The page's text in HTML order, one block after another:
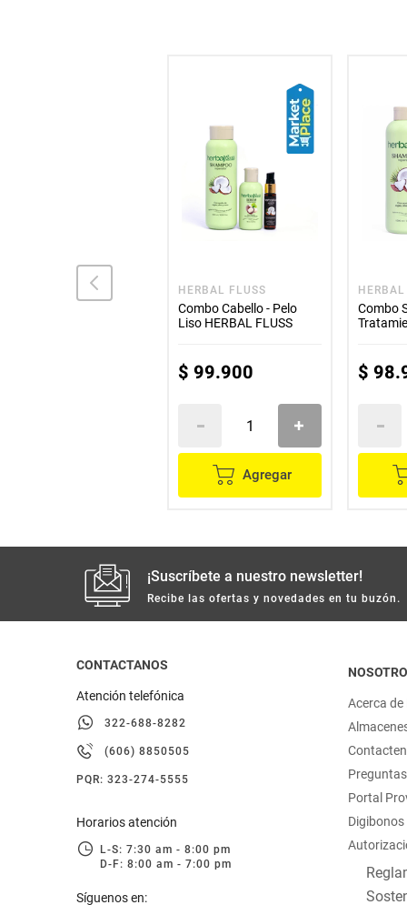
HERBAL FLUSS
Combo Cabello - Pelo
Liso HERBAL FLUSS
$ 99.900
Agregar
Combo
$ 98.
¡Suscríbete a nuestro newsletter!
Recibe las ofertas y novedades en tu buzón.
CONTACTANOS
Atención telefónica
322-688-8282
(606) 8850505
PQR: 323-274-5555
Horarios atención
L-S: 7:30 am - 8:00 pm
D-F: 8:00 am - 7:00 pm
Síguenos en:
Acerca
Portal
Digibonos